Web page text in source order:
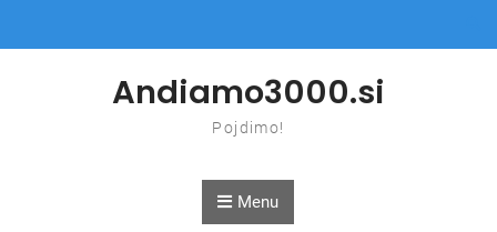
Andiamo3000.si
Pojdimo!
Menu